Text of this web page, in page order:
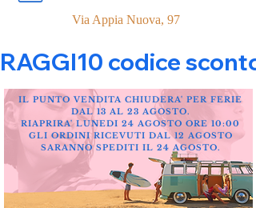
Via Appia Nuova, 97
RAGGI10 codice
IL PUNTO VENDITA CHIUDERA' PER FERIE
DAL 13 AL 23 AGOSTO.
RIAPRIRA' LUNEDI 24 AGOSTO ORE 10:00
GLI ORDINI RICEVUTI DAL 12 AGOSTO
SARANNO SPEDITI IL 24 AGOSTO.